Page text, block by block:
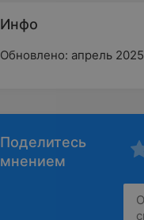
Инфо
Обновлено: апрель 2025
Поделитесь
мнением